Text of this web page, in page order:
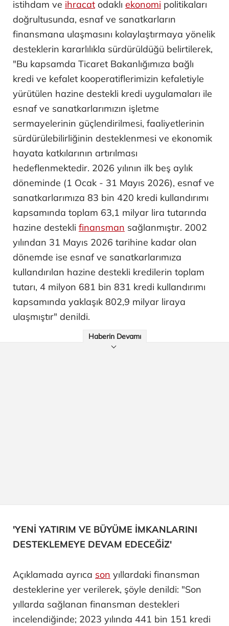
istihdam ve ihracat odaklı ekonomi politikaları
doğrultusunda, esnaf ve sanatkarların
finansmana ulaşmasını kolaylaştırmaya yönelik
desteklerin kararlılıkla sürdürüldüğü belirtilerek,
"Bu kapsamda Ticaret Bakanlığımıza bağlı
kredi ve kefalet kooperatiflerimizin kefaletiyle
yürütülen hazine destekli kredi uygulamaları ile
esnaf ve sanatkarlarımızın işletme
sermayelerinin güçlendirilmesi, faaliyetlerinin
sürdürülebilirliğinin desteklenmesi ve ekonomik
hayata katkılarının artırılması
hedeflenmektedir. 2026 yılının ilk beş aylık
döneminde (1 Ocak - 31 Mayıs 2026), esnaf ve
sanatkarlarımıza 83 bin 420 kredi kullandırımı
kapsamında toplam 63,1 milyar lira tutarında
hazine destekli finansman sağlanmıştır. 2002
yılından 31 Mayıs 2026 tarihine kadar olan
dönemde ise esnaf ve sanatkarlarımıza
kullandırılan hazine destekli kredilerin toplam
tutarı, 4 milyon 681 bin 831 kredi kullandırımı
kapsamında yaklaşık 802,9 milyar liraya
ulaşmıştır" denildi.
Haberin Devamı
'YENİ YATIRIM VE BÜYÜME İMKANLARINI
DESTEKLEMEYE DEVAM EDECEĞİZ'
Açıklamada ayrıca son yıllardaki finansman
desteklerine yer verilerek, şöyle denildi: "Son
yıllarda sağlanan finansman destekleri
incelendiğinde; 2023 yılında 441 bin 151 kredi